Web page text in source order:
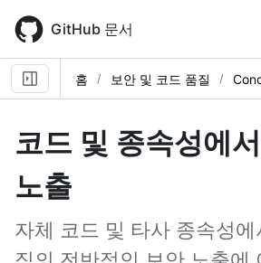
main
content
GitHub 문서
홈 보안 및 코드 품질
코드 및 종속성에
노출
자체 코드 및 타사 종속성